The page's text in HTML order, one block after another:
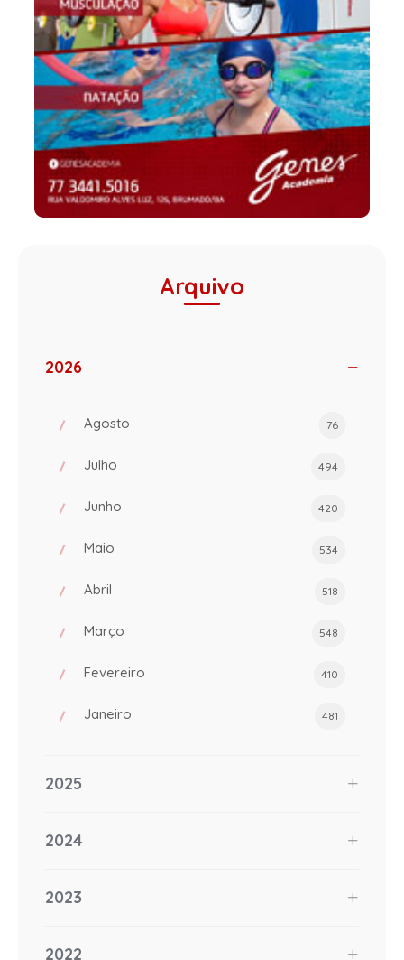
Arquivo
2026
Agosto 76
Julho 494
Junho 420
Maio 534
Abril 518
Março 548
Fevereiro 410
Janeiro 481
2025
2024
2023
2022